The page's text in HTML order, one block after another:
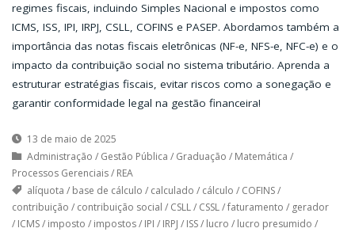
regimes fiscais, incluindo Simples Nacional e impostos como
ICMS, ISS, IPI, IRPJ, CSLL, COFINS e PASEP. Abordamos também a
importância das notas fiscais eletrônicas (NF-e, NFS-e, NFC-e) e o
impacto da contribuição social no sistema tributário. Aprenda a
estruturar estratégias fiscais, evitar riscos como a sonegação e
garantir conformidade legal na gestão financeira!
13 de maio de 2025
Administração / Gestão Pública / Graduação / Matemática /
Processos Gerenciais/ REA
alíquota / base de cálculo / calculado / cálculo / COFINS/
contribuição / contribuição social / CSLL/ CSSL/faturamento / gerador
/ ICMS/ imposto / impostos/ IPI / IRPJ / ISS/ lucro / lucro presumido /